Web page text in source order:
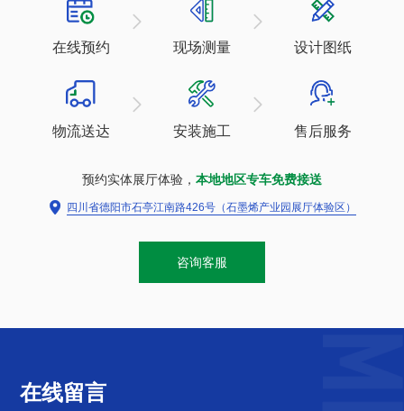
在线预约

现场测量

设计图纸
物流送达

安装施工

售后服务
预约实体展厅体验， 本地地区专车免费接送
 四川省德阳市石亭江南路426号（石墨烯产业园展厅体验区）
咨询客服
在线留言